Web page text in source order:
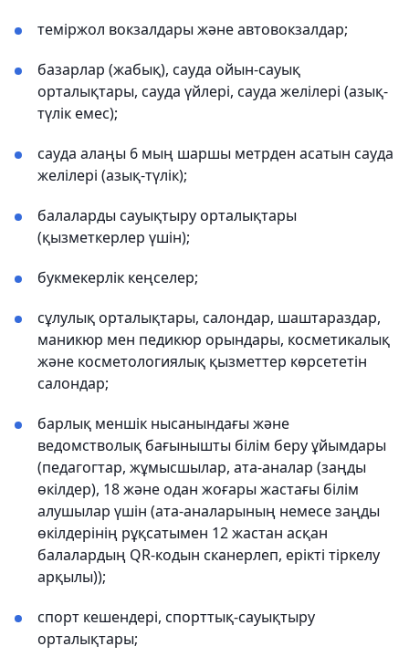
теміржол вокзалдары және автовокзалдар;
базарлар (жабық), сауда ойын-сауық
орталықтары, сауда үйлері, сауда желілері (азық-
түлік емес);
сауда алаңы 6 мың шаршы метрден асатын сауда
желілері (азық-түлік);
балаларды сауықтыру орталықтары
(қызметкерлер үшін);
букмекерлік кеңселер;
сұлулық орталықтары, салондар, шаштараздар,
маникюр мен педикюр орындары, косметикалық
және косметологиялық қызметтер көрсететін
салондар;
барлық меншік нысанындағы және
ведомстволық бағынышты білім беру ұйымдары
(педагогтар, жұмысшылар, ата-аналар (заңды
өкілдер), 18 және одан жоғары жастағы білім
алушылар үшін (ата-аналарының немесе заңды
өкілдерінің рұқсатымен 12 жастан асқан
балалардың QR-кодын сканерлеп, ерікті тіркелу
арқылы));
спорт кешендері, спорттық-сауықтыру
орталықтары;